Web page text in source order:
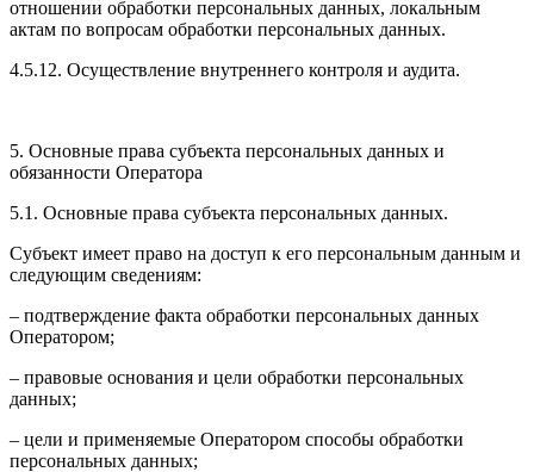
отношении обработки персональных данных, локальным
актам по вопросам обработки персональных данных.
4.5.12. Осуществление внутреннего контроля и аудита.
5. Основные права субъекта персональных данных и
обязанности Оператора
5.1. Основные права субъекта персональных данных.
Субъект имеет право на доступ к его персональным данным и
следующим сведениям:
– подтверждение факта обработки персональных данных
Оператором;
– правовые основания и цели обработки персональных
данных;
– цели и применяемые Оператором способы обработки
персональных данных;